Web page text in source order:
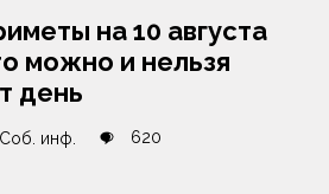
на 10 августа
можно и нельзя
день
Соб. инф. 620